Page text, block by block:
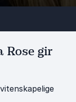
Rose gir